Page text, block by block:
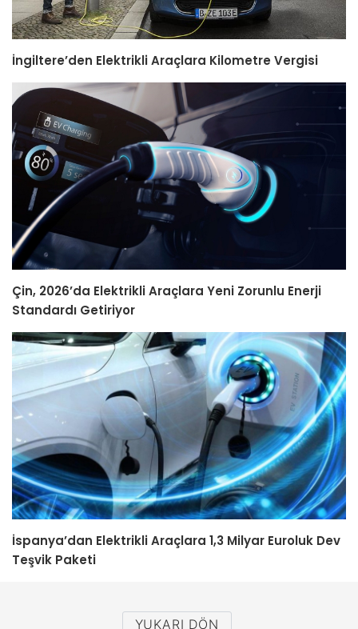
İngiltere’den Elektrikli Araçlara Kilometre Vergisi
Çin, 2026’da Elektrikli Araçlara Yeni Zorunlu Enerji
Standardı Getiriyor
İspanya’dan Elektrikli Araçlara 1,3 Milyar Euroluk Dev
Teşvik Paketi
YUKARI DÖN